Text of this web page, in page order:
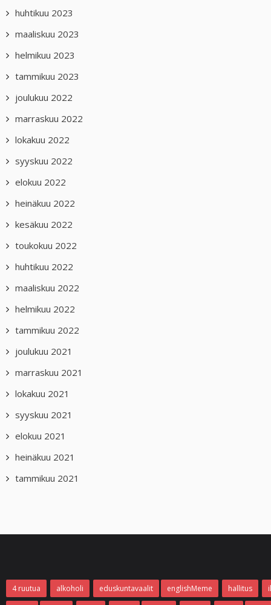
huhtikuu 2023
maaliskuu 2023
helmikuu 2023
tammikuu 2023
joulukuu 2022
marraskuu 2022
lokakuu 2022
syyskuu 2022
elokuu 2022
heinäkuu 2022
kesäkuu 2022
toukokuu 2022
huhtikuu 2022
maaliskuu 2022
helmikuu 2022
tammikuu 2022
joulukuu 2021
marraskuu 2021
lokakuu 2021
syyskuu 2021
elokuu 2021
heinäkuu 2021
tammikuu 2021
4 ruutua alkoholi eduskuntavaalit englishMeme hallitus